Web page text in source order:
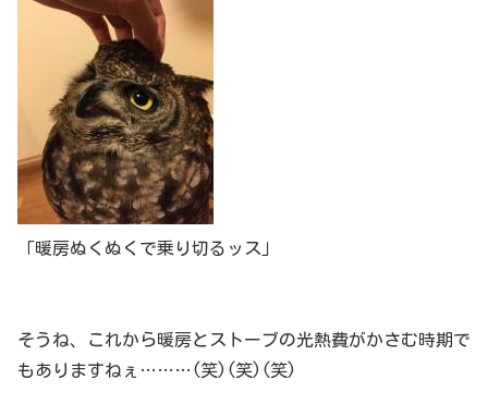
「暖房ぬくぬくで乗り切るッス」
そうね、これから暖房とストーブの光熱費がかさむ時期で
もありますねぇ………(笑)(笑)(笑)